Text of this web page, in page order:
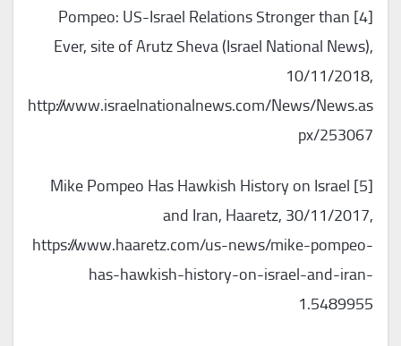
[4] Pompeo: US-Israel Relations Stronger than
Ever, site of Arutz Sheva (Israel National News),
10/11/2018,
http://www.israelnationalnews.com/News/News.as
px/253067
[5] Mike Pompeo Has Hawkish History on Israel
and Iran, Haaretz, 30/11/2017,
https://www.haaretz.com/us-news/mike-pompeo-
has-hawkish-history-on-israel-and-iran-
1.5489955